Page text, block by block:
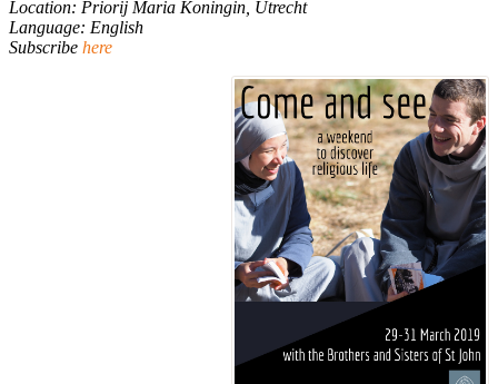
Location: Priorij Maria Koningin, Utrecht
Language: English
Subscribe here